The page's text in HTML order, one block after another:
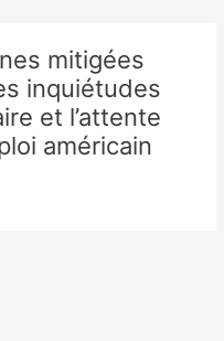
mitigées
inquiétudes
et l’attente
américain